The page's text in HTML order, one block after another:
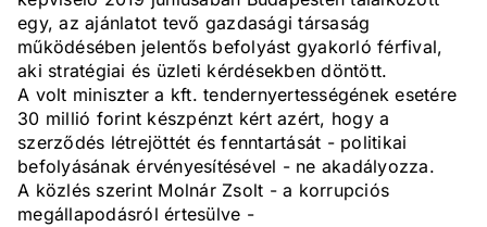
egy, az ajánlatot tevő gazdasági társaság
működésében jelentős befolyást gyakorló férfival,
aki stratégiai és üzleti kérdésekben döntött.
A volt miniszter a kft. tendernyertességének esetére
30 millió forint készpénzt kért azért, hogy a
szerződés létrejöttét és fenntartását - politikai
befolyásának érvényesítésével - ne akadályozza.
A közlés szerint Molnár Zsolt - a korrupciós
megállapodásról értesülve -